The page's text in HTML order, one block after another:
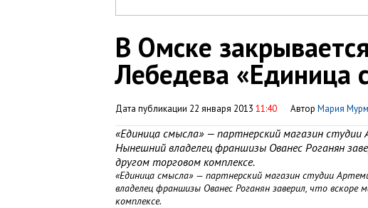
В Омске
Лебедева «Единица
Дата публикации 22 января 2013 11:40 Автор Мария
«Единица смысла» — партнерский магазин студии
Нынешний владелец франшизы Ованес Роганян
другом торговом комплексе.
«Единица смысла» — партнерский магазин студии
владелец франшизы Ованес Роганян заверил, что
комплексе.